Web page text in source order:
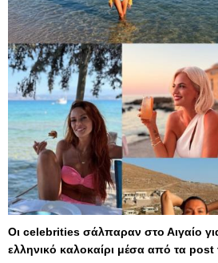
Οι celebrities σάλπαραν στο Αιγαίο
ελληνικό καλοκαίρι μέσα από τα post